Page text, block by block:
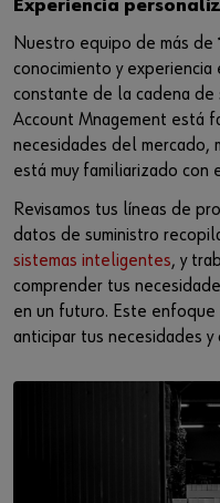
Experiencia
Nuestro equipo de más de
conocimiento y
constante de la cadena de
Account Mnagement está
necesidades del mercado,
está muy familiarizado
Revisamos tus líneas de
datos de suministro
sistemas inteligentes, y
comprender tus
en un futuro. Este
anticipar tus necesidades